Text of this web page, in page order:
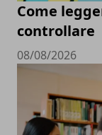
Come
controllare
08/08/2026